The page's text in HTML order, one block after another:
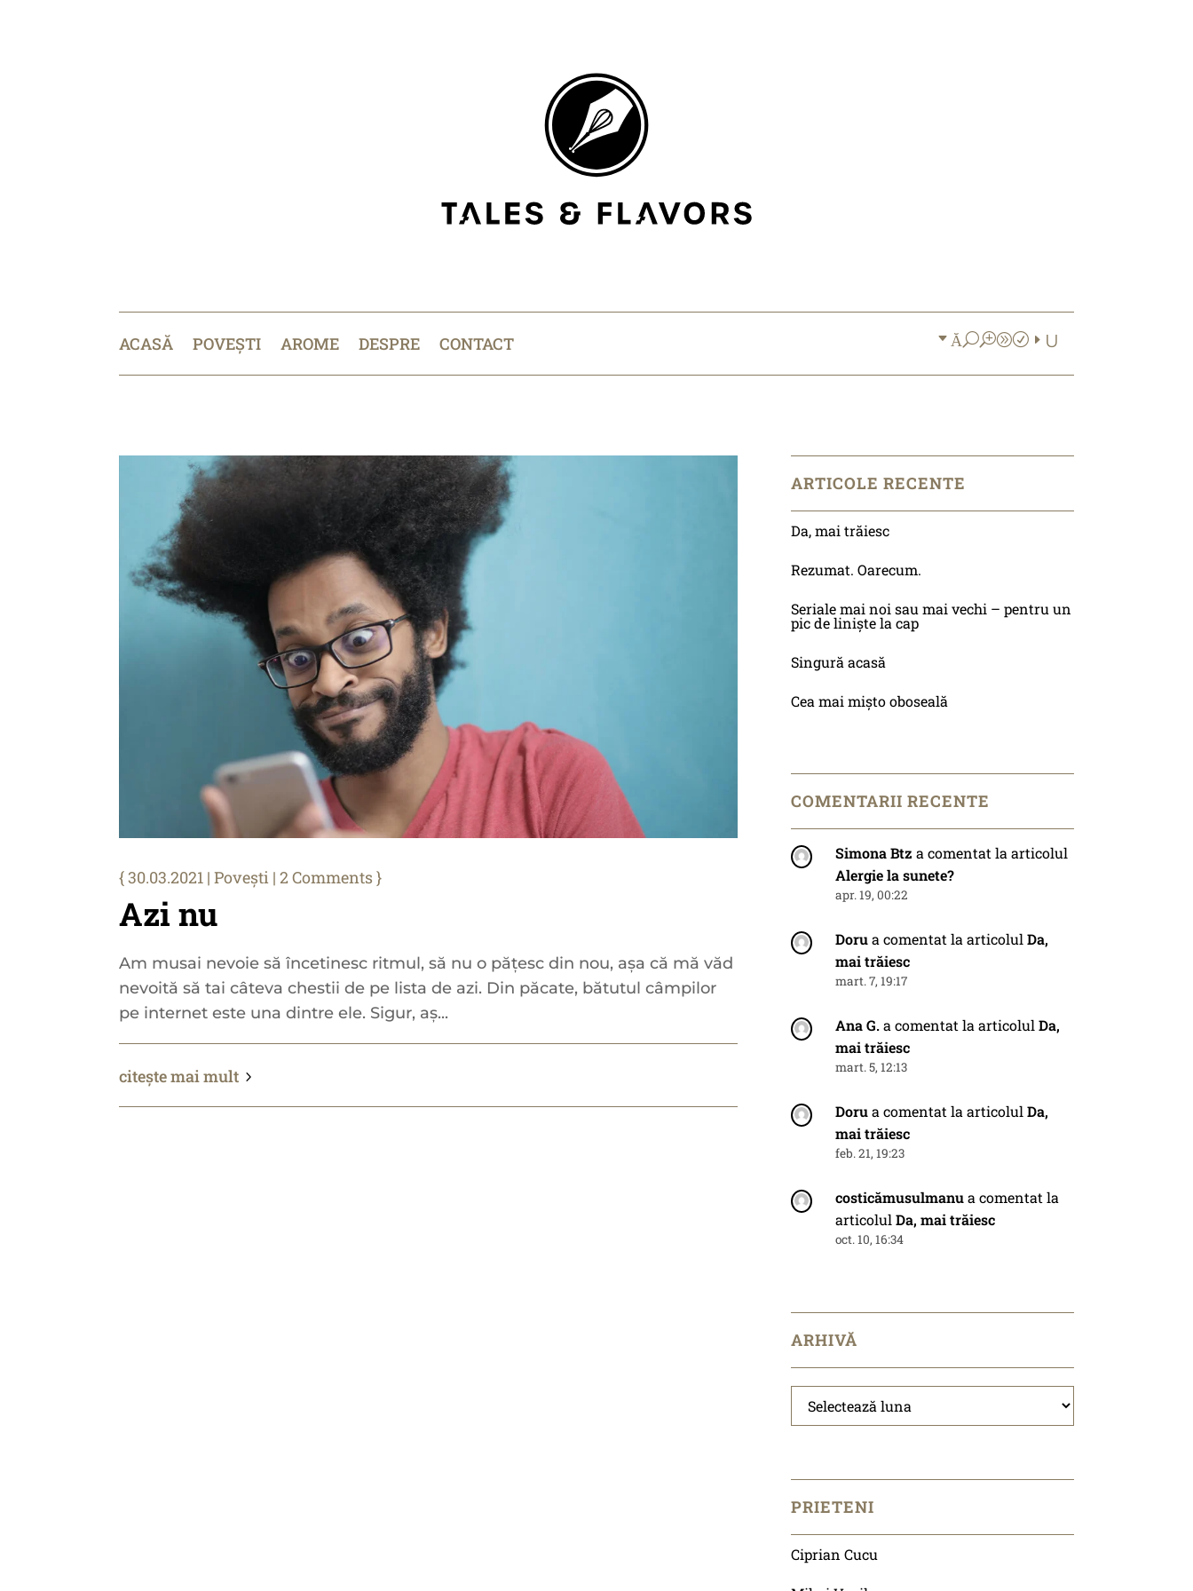
ACASĂ POVEȘTI AROME DESPRE CONTACT
Azi nu
30.03.2021 |Povești | 2 Comments
Am musai nevoie să încetinesc ritmul, să nu o pățesc din nou, așa că mă văd
nevoită să tai câteva chestii de pe lista de azi. Din păcate, bătutul câmpilor
pe internet este una dintre ele. Sigur, aș...
citește mai mult
ARTICOLE RECENTE
Da, mai trăiesc
Rezumat. Oarecum.
Seriale mai noi sau mai vechi – pentru un
pic de liniște la cap
Singură acasă
Cea mai mișto oboseală
COMENTARII RECENTE
Simona Btz a comentat la articolul
Alergie la sunete?
apr. 19, 00:22
Dorua comentat la articolulDa,
mai trăiesc
mart. 7, 19:17
Ana G.a comentat la articolulDa,
mai trăiesc
mart. 5, 12:13
Dorua comentat la articolulDa,
mai trăiesc
feb. 21, 19:23
costicămusulmanua comentat la
articolulDa, mai trăiesc
oct. 10, 16:34
ARHIVĂ
Arhivă
PRIETENI
Ciprian Cucu